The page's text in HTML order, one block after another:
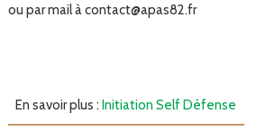
ou par mail à contact@apas82.fr
En savoir plus : Initiation Self Défense